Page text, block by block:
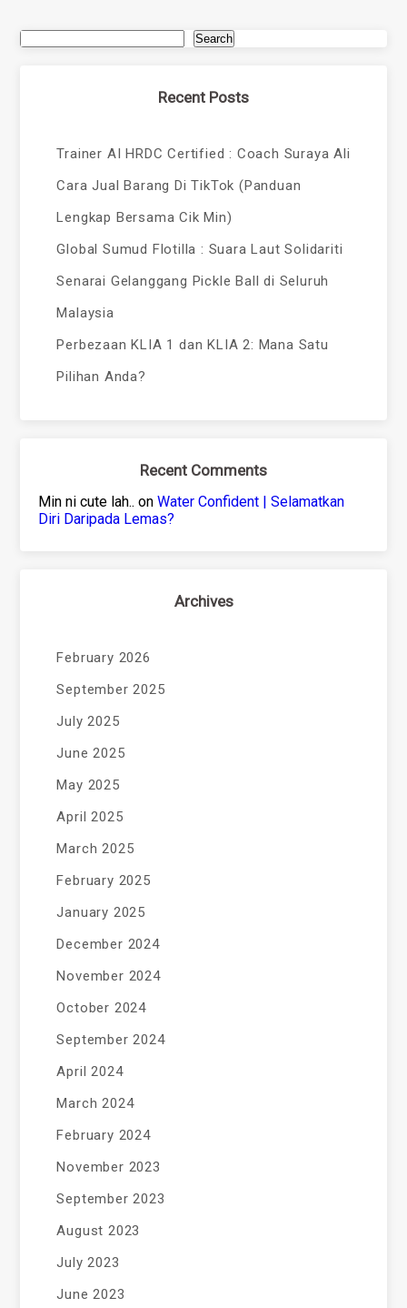
Search
Recent Posts
Trainer AI HRDC Certified : Coach Suraya Ali
Cara Jual Barang Di TikTok (Panduan
Lengkap Bersama Cik Min)
Global Sumud Flotilla : Suara Laut Solidariti
Senarai Gelanggang Pickle Ball di Seluruh
Malaysia
Perbezaan KLIA 1 dan KLIA 2: Mana Satu
Pilihan Anda?
Recent Comments
Min ni cute lah.. onWater Confident | Selamatkan
Diri Daripada Lemas?
Archives
February 2026
September 2025
July 2025
June 2025
May 2025
April 2025
March 2025
February 2025
January 2025
December 2024
November 2024
October 2024
September 2024
April 2024
March 2024
February 2024
November 2023
September 2023
August 2023
July 2023
June 2023